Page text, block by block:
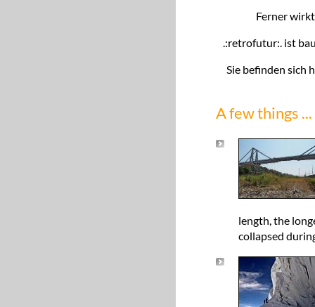
Ferner
.:retrofutur:. ist
Sie befinden sich
A few things ...
length, the
collapsed